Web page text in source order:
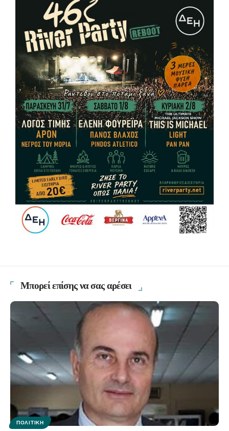
Μπορεί επίσης να σας αρέσει
ΠΟΛΙΤΙΚΉ